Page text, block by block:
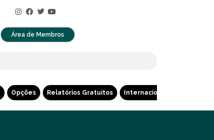
Área de Membros
Opções Relatórios Gratuitos Internacional